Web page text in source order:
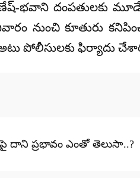
భవాని దంపతులకు
నుంచి కూతురు
పోలీసులకు ఫిర్యాదు
దాని ప్రభావం ఎంతో తెలుసా..?